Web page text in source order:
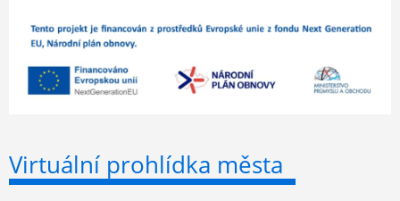
Virtuální prohlídka města